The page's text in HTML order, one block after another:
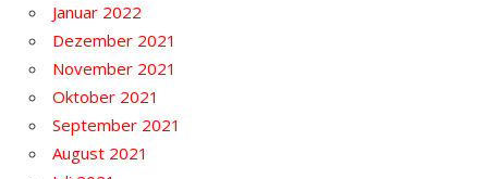
Januar 2022
Dezember 2021
November 2021
Oktober 2021
September 2021
August 2021